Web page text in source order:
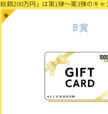
額200万円」は第1弾〜第3弾のキャ
B賞